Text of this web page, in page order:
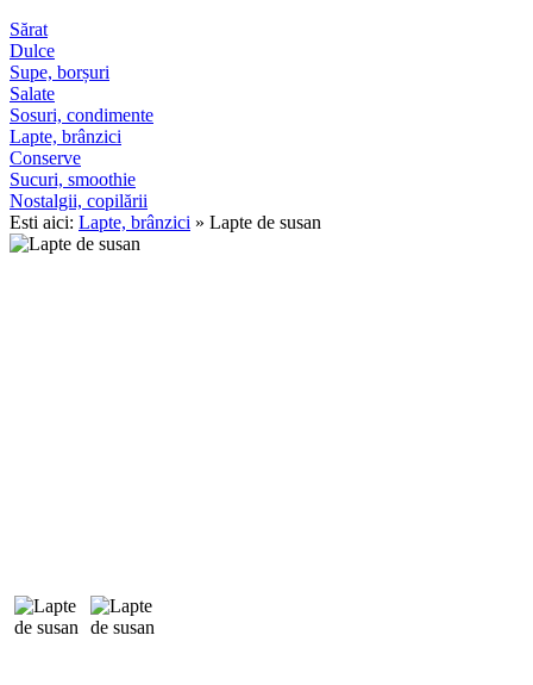
Sărat
Dulce
Supe, borșuri
Salate
Sosuri, condimente
Lapte, brânzici
Conserve
Sucuri, smoothie
Nostalgii, copilării
Esti aici: Lapte, brânzici » Lapte de susan